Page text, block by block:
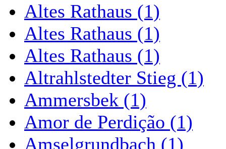
Altes Rathaus (1)
Altes Rathaus (1)
Altes Rathaus (1)
Altrahlstedter Stieg (1)
Ammersbek (1)
Amor de Perdição (1)
Amselgrundbach (1)